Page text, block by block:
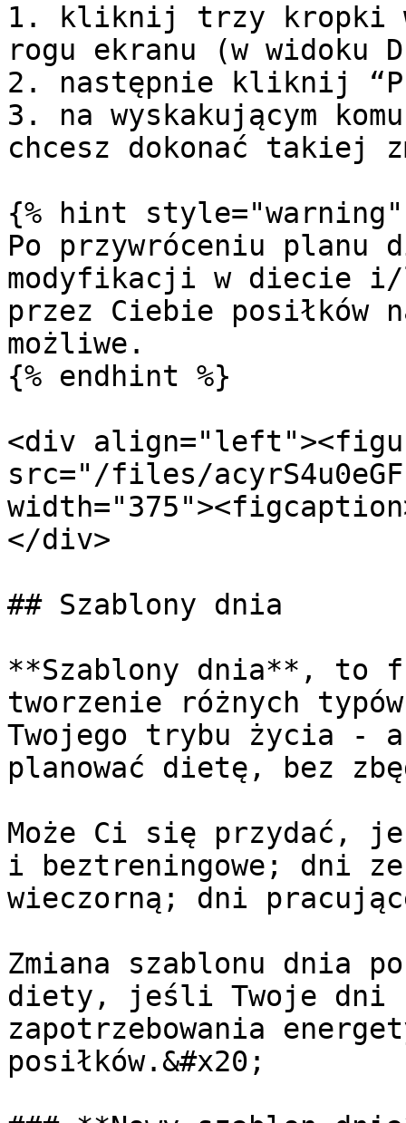
1. kliknij trzy kropki
rogu ekranu (w widoku
2. następnie kliknij
3. na wyskakującym
chcesz dokonać takiej
{% hint style="warning"
Po przywróceniu planu
modyfikacji w diecie i/
przez Ciebie posiłków
możliwe.
{% endhint %}
<div
src="/files/
</div>
## Szablony dnia
**Szablony dnia**, to
tworzenie różnych
Twojego trybu życia -
planować dietę, bez
Może Ci się przydać,
i beztreningowe; dni ze
wieczorną; dni
Zmiana szablonu dnia
diety, jeśli Twoje dni
zapotrzebowania
posiłków.&#x20;